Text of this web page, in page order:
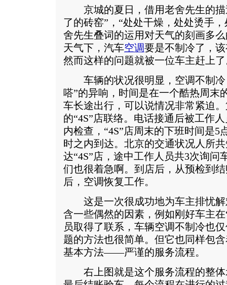
京城的夏日，借用老舍先生的描
了的砖窑”，“处处干燥，处处烫手
舍先生叠词的运用对天气的刻画多
天气下，汽车空调要是不制冷了，
然而这样的问题就被一位车主赶上
车辆的状况很明显，空调不制冷
嗒”的异响，时间是在一个酷热周末
车长途出行，可以说情况非常紧迫
的“4S”店联络。电话接通后被工作
内检查，“4S”店周末的下班时间是5
时之内到达。北京的交通状况人所
达“4S”店，途中工作人员共3次询问
们也很着急啊。到店后，从预检到
后，空调恢复工作。
这是一次很成功地为车主排忧解
含一些偶然的因素，例如刚好车主
员取得了联系，车辆空调不制冷也
题的方法也很简单。但它也同样包
基本方法——严谨的服务流程。
右上图就是这个服务流程的整体